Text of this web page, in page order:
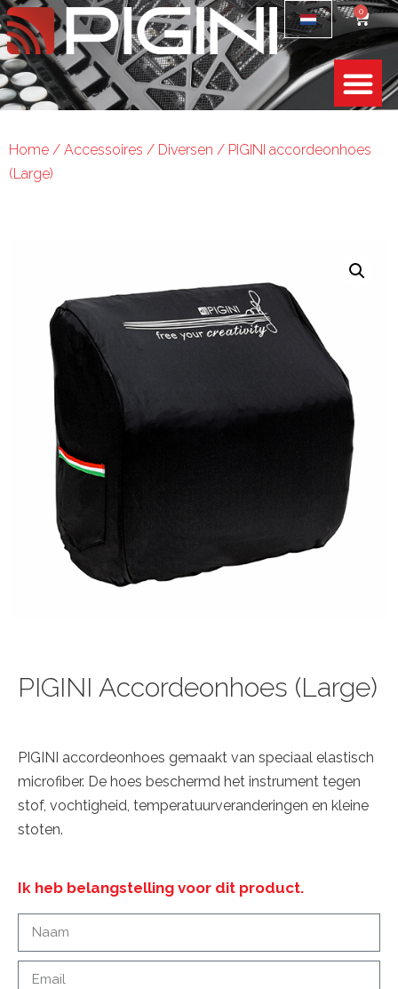
0
Home / Accessoires / Diversen / PIGINI accordeonhoes
(Large)
PIGINI Accordeonhoes (Large)
PIGINI accordeonhoes gemaakt van speciaal elastisch
microfiber. De hoes beschermd het instrument tegen
stof, vochtigheid, temperatuurveranderingen en kleine
stoten.
Ik heb belangstelling voor dit product.